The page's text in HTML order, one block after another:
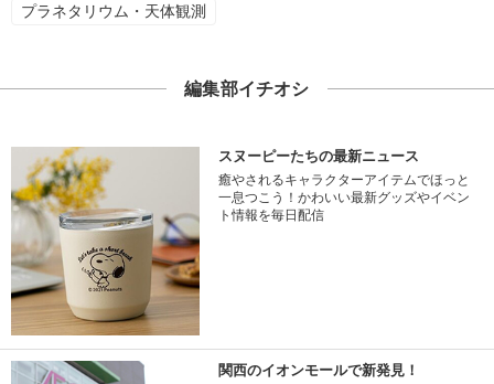
プラネタリウム・天体観測
編集部イチオシ
スヌーピーたちの最新ニュース
癒やされるキャラクターアイテムでほっと
一息つこう！かわいい最新グッズやイベン
ト情報を毎日配信
関西のイオンモールで新発見！